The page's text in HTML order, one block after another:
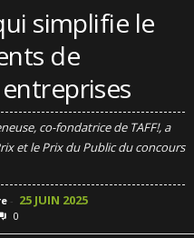
simplifie le
de
co-fondatrice de TAFF!, a
et le Prix du Public du concours
- 25 JUIN 2025
0